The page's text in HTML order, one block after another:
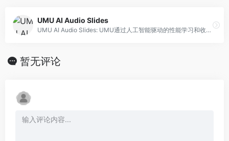
UMU AI Audio Slides
UMU AI Audio Slides: UMU通过人工智能驱动的性能学习和收入增长来改革企业培训。
暂无评论